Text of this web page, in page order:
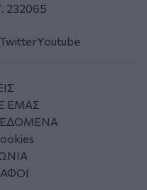
232065
TwitterYoutube
ΕΜΑΣ